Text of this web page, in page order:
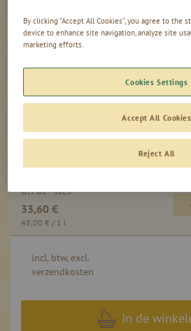
1,05 €
52,50 €/ 1 l
0,20l - fles
62,00 €/ 1 l
0,35l - fles
0,70l - fles
33,60 €
48,00 € / 1 l
incl. btw, excl.
verzendkosten
In de
By clicking “Accept All Cookies”, you agree to the
device to enhance site navigation, analyze site
marketing efforts.
Cookies Settings
Reject All
Accept All Cookies